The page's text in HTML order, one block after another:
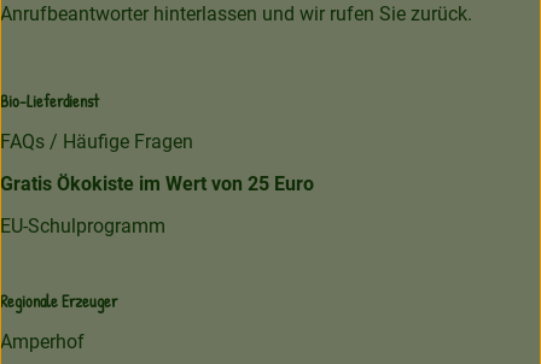
Anrufbeantworter hinterlassen und wir rufen Sie zurück.
Bio-Lieferdienst
FAQs / Häufige Fragen
Gratis Ökokiste im Wert von 25 Euro
EU-Schulprogramm
Regionale Erzeuger
Amperhof